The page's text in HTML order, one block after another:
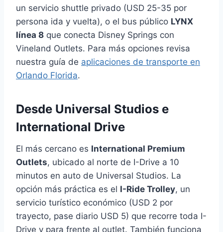
un servicio shuttle privado (USD 25-35 por
persona ida y vuelta), o el bus público LYNX
línea 8 que conecta Disney Springs con
Vineland Outlets. Para más opciones revisa
nuestra guía de aplicaciones de transporte en
Orlando Florida.
Desde Universal Studios e
International Drive
El más cercano es International Premium
Outlets, ubicado al norte de I-Drive a 10
minutos en auto de Universal Studios. La
opción más práctica es el I-Ride Trolley, un
servicio turístico económico (USD 2 por
trayecto, pase diario USD 5) que recorre toda I-
Drive y para frente al outlet. También funciona